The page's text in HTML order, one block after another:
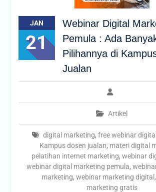
JAN
21
Webinar Digital
Pemula : Ada
Pilihannya di
Jualan
Artikel
digital marketing,free webinar
Kampus dosen jualan, materi digital
pelatihan internet marketing,webinar
webinar digital marketing pemula,
marketing, webinar marketing digital ,
marketing gratis